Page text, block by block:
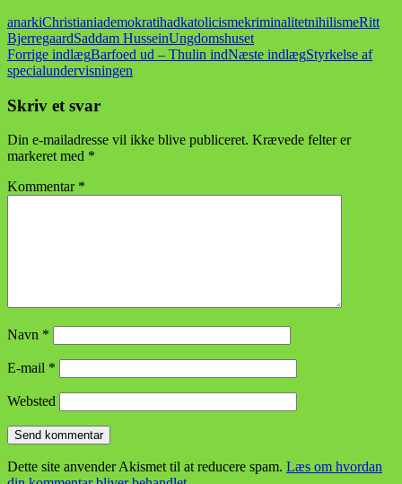
anarkiChristianiademokratihadkatolicismekriminalitetnihilismeRitt
BjerregaardSaddam HusseinUngdomshuset
Indlægsnavigation
Forrige indlægBarfoed ud – Thulin indNæste indlægStyrkelse af
specialundervisningen
Skriv et svar
Din e-mailadresse vil ikke blive publiceret. Krævede felter er
markeret med *
Kommentar *
Navn *
E-mail *
Websted
Dette site anvender Akismet til at reducere spam. Læs om hvordan